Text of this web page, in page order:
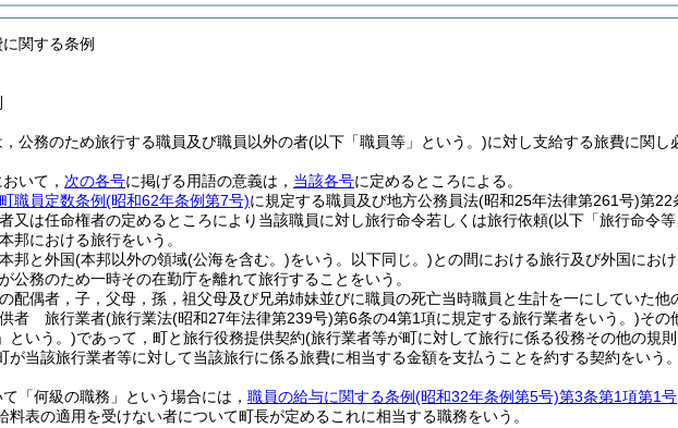
関する条例
，公務のため旅行する職員及び職員以外の者(以下「職員等」という。)に対し支給する旅費に関し
いて， 次の各号に掲げる用語の意義は， 当該各号に定めるところによる。
町職員定数条例(昭和62年条例第7号)に規定する職員及び地方公務員法(昭和25年法律第261号)第22
又は任命権者の定めるところにより当該職員に対し旅行命令若しくは旅行依頼(以下「旅行命令
邦における旅行をいう。
邦と外国(本邦以外の領域(公海を含む。)をいう。以下同じ。)との間における旅行及び外国におけ
務のため一時その在勤庁を離れて旅行することをいう。
偶者，子，父母，孫，祖父母及び兄弟姉妹並びに職員の死亡当時職員と生計を一にしていた他
者 旅行業者(旅行業法(昭和27年法律第239号)第6条の4第1項に規定する旅行業者をいう。)その
という。)であって，町と旅行役務提供契約(旅行業者等が町に対して旅行に係る役務その他の規
が当該旅行業者等に対して当該旅行に係る旅費に相当する金額を支払うことを約する契約をいう。
「何級の職務」という場合には， 職員の給与に関する条例(昭和32年条例第5号)第3条第1項第1号
料表の適用を受けない者について町長が定めるこれに相当する職務をいう。